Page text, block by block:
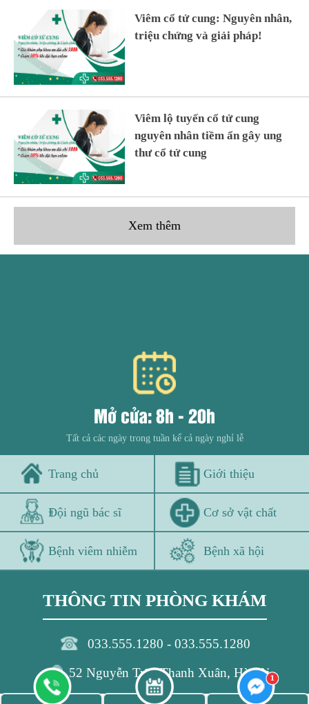
Viêm cổ tử cung: Nguyên nhân,
triệu chứng và giải pháp!
Viêm lộ tuyến cổ tử cung
nguyên nhân tiềm ẩn gây ung
thư cổ tử cung
Xem thêm
Mở cửa: 8h - 20h
Tất cả các ngày trong tuần kể cả ngày nghỉ lễ
Trang chủ Giới thiệu
Đội ngũ bác sĩ Cơ sở vật chất
Bệnh viêm nhiễm Bệnh xã hội
THÔNG TIN PHÒNG KHÁM
033.555.1280 - 033.555.1280
52 Nguyễn Trãi, Thanh Xuân, Hà nội